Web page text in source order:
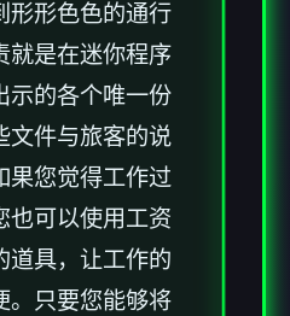
形形色色的通行
就是在迷你程序
示的各个唯一份
文件与旅客的说
果您觉得工作过
也可以使用工资
道具，让工作的
。只要您能够将